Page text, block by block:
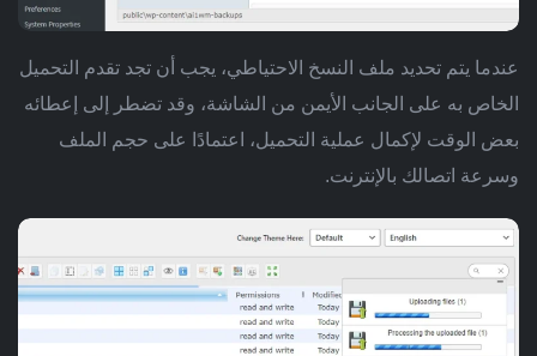
عندما يتم تحديد ملف النسخ الاحتياطي، يجب أن تجد تقدم التحميل
الخاص به على الجانب الأيمن من الشاشة، وقد تضطر إلى إعطائه
بعض الوقت لإكمال عملية التحميل، اعتمادًا على حجم الملف
وسرعة اتصالك بالإنترنت.